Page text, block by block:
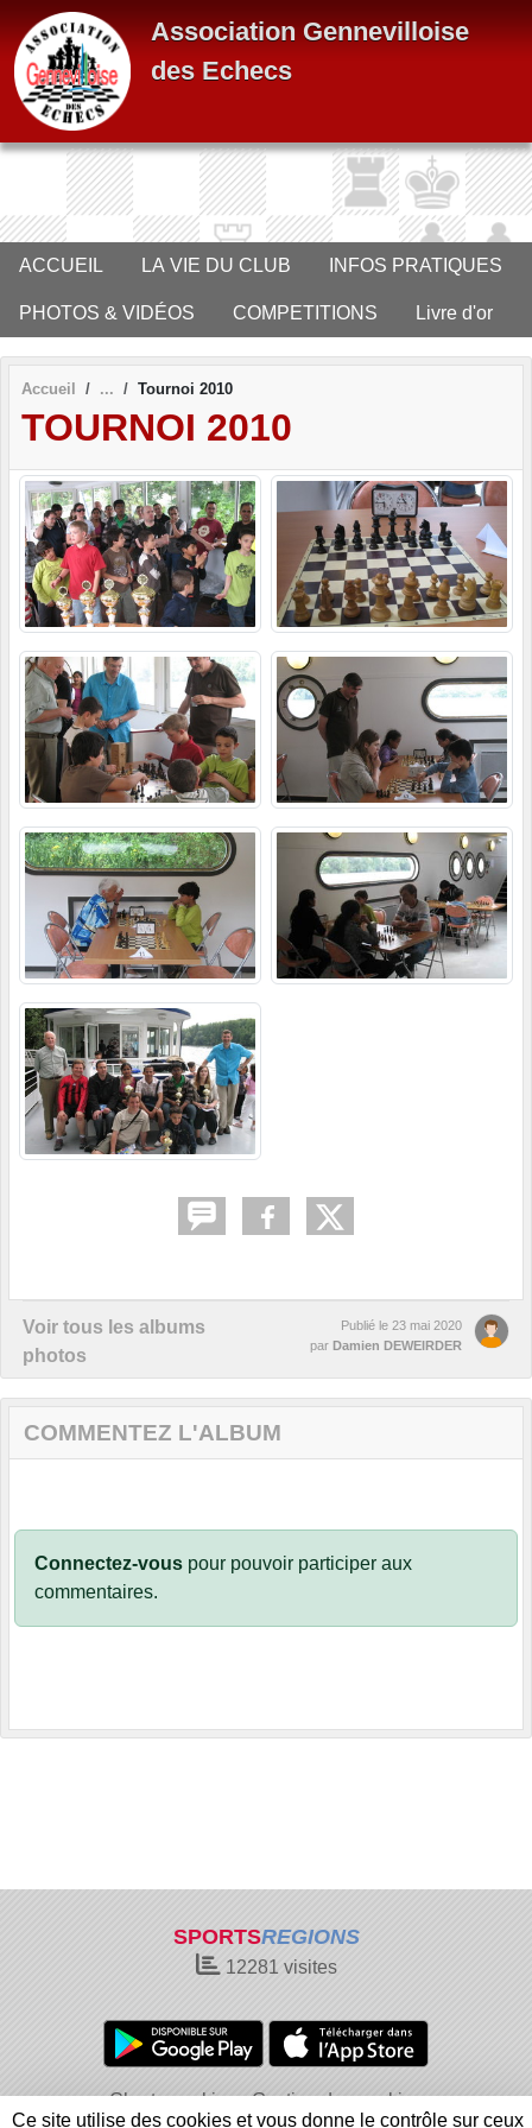
Association Gennevilloise
des Echecs
ACCUEIL LA VIE DU CLUB INFOS PRATIQUES
PHOTOS & VIDÉOS COMPETITIONS Livre d'or
Accueil Tournoi 2010
TOURNOI 2010
Voir tous les albums
photos
Publié le 23 mai 2020
par Damien DEWEIRDER
COMMENTEZ L'ALBUM
Connectez-vous pour pouvoir participer aux
commentaires.
SPORTSREGIONS
12281 visites
Charte cookies
Gestion des cookies
Panneau de gestion des cookies
Ce site utilise des cookies et vous donne le contrôle sur ceux